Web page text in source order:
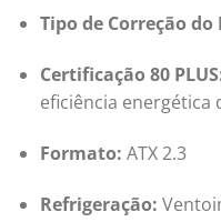
Tipo de Correção do
Certificação 80
eficiência energética
Formato: ATX 2.3
Refrigeração: